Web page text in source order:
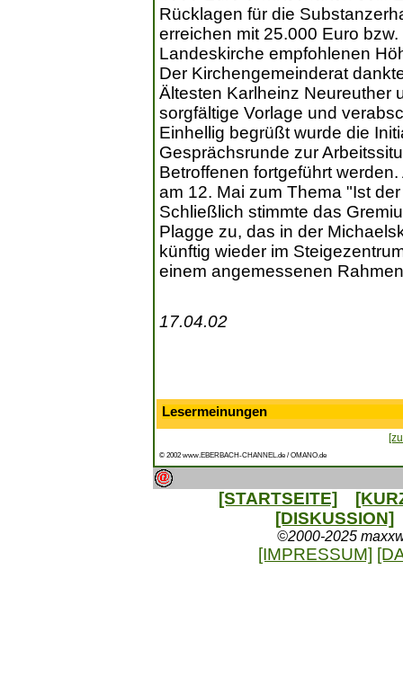
Rücklagen für die
erreichen mit 25.000 Euro
Landeskirche empfohlenen
Der Kirchengemeinderat
Ältesten Karlheinz Neureuther
sorgfältige Vorlage und
Einhellig begrüßt wurde die
Gesprächsrunde zur
Betroffenen fortgeführt
am 12. Mai zum Thema "Ist
Schließlich stimmte das
Plagge zu, das in der
künftig wieder im
einem angemessenen
17.04.02
Lesermeinungen
© 2002 www.EBERBACH-CHANNEL.de / OMANO.de
[STARTSEITE]
[DISKUSSION]
©2000-2025
[IMPRESSUM]